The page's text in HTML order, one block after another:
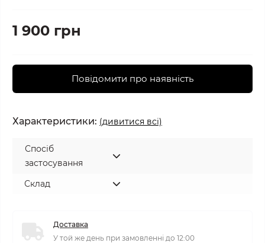
1 900 грн
Повідомити про наявність
Характеристики: (дивитися всі)
Спосіб
застосування
Склад
Доставка
У той же день при замовленні до 12:00